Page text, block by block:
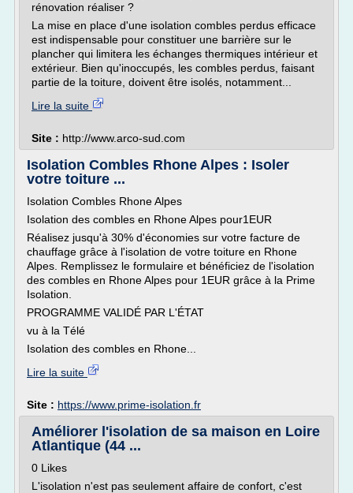
rénovation réaliser ?
La mise en place d'une isolation combles perdus efficace
est indispensable pour constituer une barrière sur le
plancher qui limitera les échanges thermiques intérieur et
extérieur. Bien qu'inoccupés, les combles perdus, faisant
partie de la toiture, doivent être isolés, notamment...
Lire la suite
Site : http://www.arco-sud.com
Isolation Combles Rhone Alpes : Isoler
votre toiture ...
Isolation Combles Rhone Alpes
Isolation des combles en Rhone Alpes pour1EUR
Réalisez jusqu'à 30% d'économies sur votre facture de
chauffage grâce à l'isolation de votre toiture en Rhone
Alpes. Remplissez le formulaire et bénéficiez de l'isolation
des combles en Rhone Alpes pour 1EUR grâce à la Prime
Isolation.
PROGRAMME VALIDÉ PAR L'ÉTAT
vu à la Télé
Isolation des combles en Rhone...
Lire la suite
Site : https://www.prime-isolation.fr
Améliorer l'isolation de sa maison en Loire
Atlantique (44 ...
0 Likes
L'isolation n'est pas seulement affaire de confort, c'est